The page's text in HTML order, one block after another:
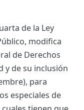
de la Ley
modifica
de Derechos
y de su inclusión
para
especiales de